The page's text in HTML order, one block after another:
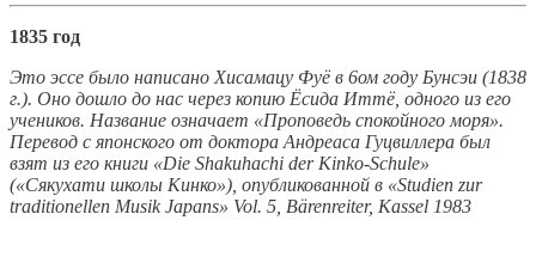
1835 год
Это эссе было написано Хисамацу Фуё в 6ом году Бунсэи (1838
г.). Оно дошло до нас через копию Ёсида Иттё, одного из его
учеников. Название означает «Проповедь спокойного моря».
Перевод с японского от доктора Андреаса Гуцвиллера был
взят из его книги «Die Shakuhachi der Kinko-Schule»
(«Сякухати школы Кинко»), опубликованной в «Studien zur
traditionellen Musik Japans» Vol. 5, Bärenreiter, Kassel 1983